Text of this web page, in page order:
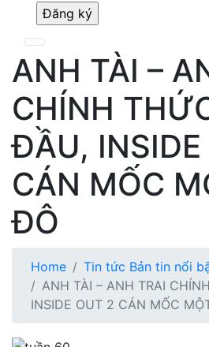
ANH TÀI –
CHÍNH
ĐẦU,
CÁN MỐC
ĐÔ
Home Tin tức Bản tin nổi
ANH TÀI – ANH TRAI
INSIDE OUT 2 CÁN MỐC